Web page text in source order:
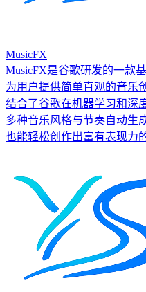
MusicFX
MusicFX是谷歌研发的一款
为用户提供简单直观的音乐
结合了谷歌在机器学习和深
多种音乐风格与节奏自动生
也能轻松创作出富有表现力